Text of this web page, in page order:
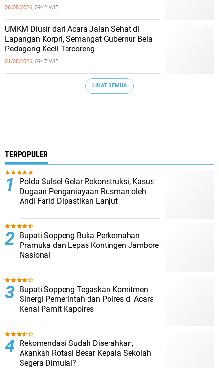
06/08/2026, 09:42 WIB
UMKM Diusir dari Acara Jalan Sehat di
Lapangan Korpri, Semangat Gubernur Bela
Pedagang Kecil Tercoreng
01/08/2026, 09:47 WIB
LIHAT SEMUA
TERPOPULER
Polda Sulsel Gelar Rekonstruksi, Kasus
Dugaan Penganiayaan Rusman oleh
Andi Farid Dipastikan Lanjut
Bupati Soppeng Buka Perkemahan
Pramuka dan Lepas Kontingen Jambore
Nasional
Bupati Soppeng Tegaskan Komitmen
Sinergi Pemerintah dan Polres di Acara
Kenal Pamit Kapolres
Rekomendasi Sudah Diserahkan,
Akankah Rotasi Besar Kepala Sekolah
Segera Dimulai?